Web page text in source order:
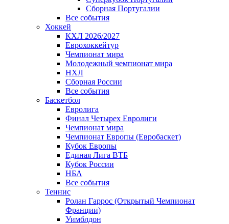
Сборная Португалии
Все события
Хоккей
КХЛ 2026/2027
Еврохоккейтур
Чемпионат мира
Молодежный чемпионат мира
НХЛ
Сборная России
Все события
Баскетбол
Евролига
Финал Четырех Евролиги
Чемпионат мира
Чемпионат Европы (Евробаскет)
Кубок Европы
Единая Лига ВТБ
Кубок России
НБА
Все события
Теннис
Ролан Гаррос (Открытый Чемпионат
Франции)
Уимблдон